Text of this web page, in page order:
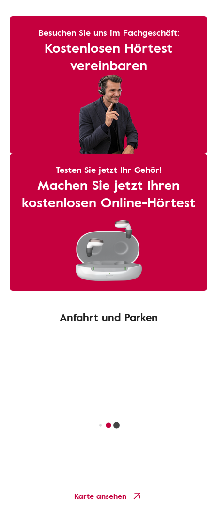
Besuchen Sie uns im Fachgeschäft:
Kostenlosen Hörtest
vereinbaren
Testen Sie jetzt Ihr Gehör!
Machen Sie jetzt Ihren
kostenlosen Online-Hörtest
Anfahrt und Parken
Karte ansehen